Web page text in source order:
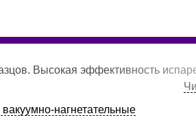
силы во время центрифугирования образец осаждается на дно, при этом
нагнетательные